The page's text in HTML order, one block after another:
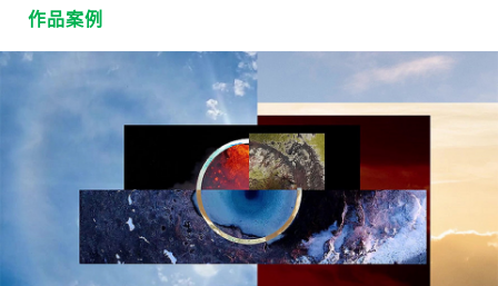
作品案例